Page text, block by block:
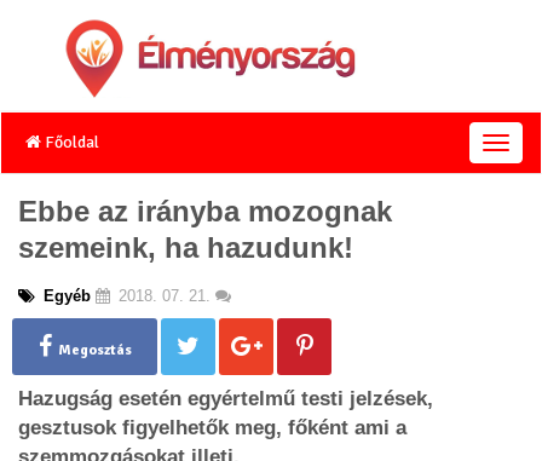
Főoldal
T
o
Ebbe az irányba mozognak
szemeink, ha hazudunk!
Egyéb 2018. 07. 21.
Megosztás
Hazugság esetén egyértelmű testi jelzések,
gesztusok figyelhetők meg, főként ami a